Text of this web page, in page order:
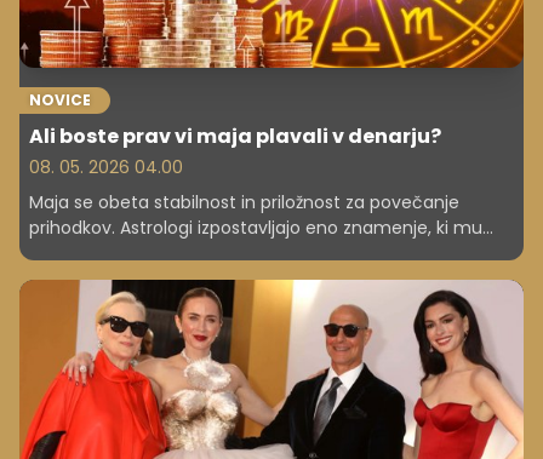
NOVICE
Ali boste prav vi maja plavali v denarju?
08. 05. 2026 04.00
Maja se obeta stabilnost in priložnost za povečanje
prihodkov. Astrologi izpostavljajo eno znamenje, ki mu